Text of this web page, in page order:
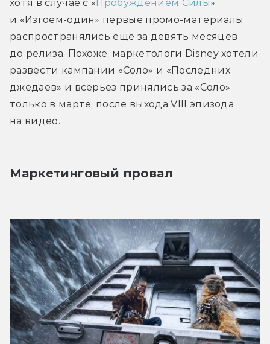
хотя в случае с «Пробуждением Силы»
и «Изгоем-один» первые промо-материалы
распространялись еще за девять месяцев
до релиза. Похоже, маркетологи Disney хотели
развести кампании «Соло» и «Последних
джедаев» и всерьез принялись за «Соло»
только в марте, после выхода VIII эпизода
на видео.
Маркетинговый провал